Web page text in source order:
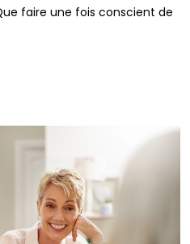
faire une fois conscient de